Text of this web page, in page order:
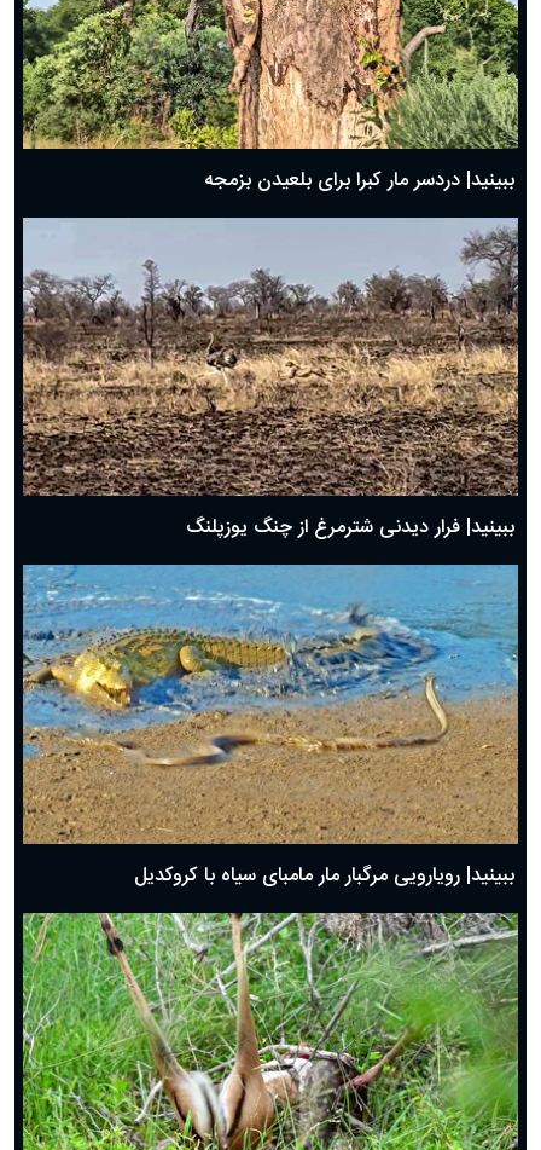
ببینید| دردسر مار کبرا برای بلعیدن بزمجه
ببینید| فرار دیدنی شترمرغ از چنگ یوزپلنگ
ببینید| رویارویی مرگبار مار مامبای سیاه با کروکدیل